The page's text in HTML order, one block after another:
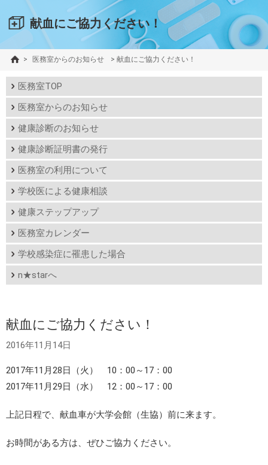
献血にご協力ください！
> 医務室からのお知らせ > 献血にご協力ください！
医務室TOP
医務室からのお知らせ
健康診断のお知らせ
健康診断証明書の発行
医務室の利用について
学校医による健康相談
健康ステップアップ
医務室カレンダー
学校感染症に罹患した場合
n★starへ
献血にご協力ください！
2016年11月14日
2017年11月28日（火） 10：00～17：00
2017年11月29日（水） 12：00～17：00
上記日程で、献血車が大学会館（生協）前に来ます。
お時間がある方は、ぜひご協力ください。